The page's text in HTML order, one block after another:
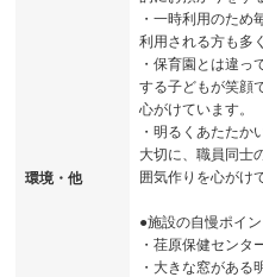
環境・他
・一時利用のため
利用される方も多
・保育園とは違っ
する子どもが笑顔
心がけています。
・明るくあたたか
大切に、職員同士
囲気作りを心がけ
●施設の自慢ポイン
・荏原保健センタ
・大きな窓がある